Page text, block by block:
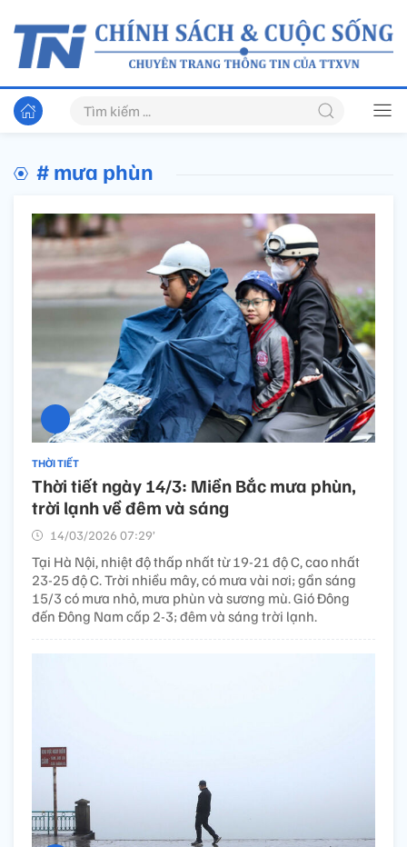
# mưa phùn
THỜI TIẾT
Thời tiết ngày 14/3: Miền Bắc mưa phùn,
trời lạnh về đêm và sáng
14/03/2026 07:29’
Tại Hà Nội, nhiệt độ thấp nhất từ 19-21 độ C, cao nhất
23-25 độ C. Trời nhiều mây, có mưa vài nơi; gần sáng
15/3 có mưa nhỏ, mưa phùn và sương mù. Gió Đông
đến Đông Nam cấp 2-3; đêm và sáng trời lạnh.